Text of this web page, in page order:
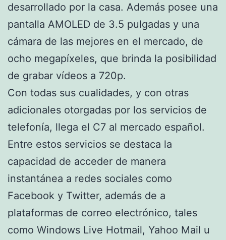
desarrollado por la casa. Además posee una
pantalla AMOLED de 3.5 pulgadas y una
cámara de las mejores en el mercado, de
ocho megapíxeles, que brinda la posibilidad
de grabar vídeos a 720p.
Con todas sus cualidades, y con otras
adicionales otorgadas por los servicios de
telefonía, llega el C7 al mercado español.
Entre estos servicios se destaca la
capacidad de acceder de manera
instantánea a redes sociales como
Facebook y Twitter, además de a
plataformas de correo electrónico, tales
como Windows Live Hotmail, Yahoo Mail u